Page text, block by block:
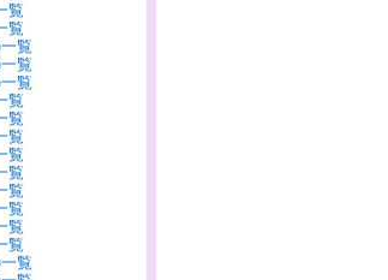
覧
覧
覧
覧
覧
覧
覧
覧
覧
覧
覧
覧
覧
覧
覧